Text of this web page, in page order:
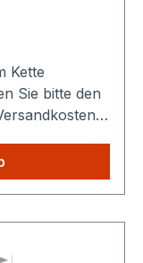
Kette
höheren